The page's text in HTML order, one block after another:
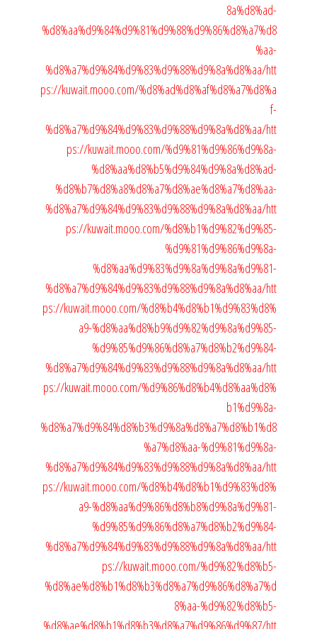
8a%d8%ad-
%d8%aa%d9%84%d9%81%d9%88%d9%86%d8%a7%d8
%aa-
%d8%a7%d9%84%d9%83%d9%88%d9%8a%d8%aa/htt
ps://kuwait.mooo.com/%d8%ad%d8%af%d8%a7%d8%a
f-
%d8%a7%d9%84%d9%83%d9%88%d9%8a%d8%aa/htt
ps://kuwait.mooo.com/%d9%81%d9%86%d9%8a-
%d8%aa%d8%b5%d9%84%d9%8a%d8%ad-
%d8%b7%d8%a8%d8%a7%d8%ae%d8%a7%d8%aa-
%d8%a7%d9%84%d9%83%d9%88%d9%8a%d8%aa/htt
ps://kuwait.mooo.com/%d8%b1%d9%82%d9%85-
%d9%81%d9%86%d9%8a-
%d8%aa%d9%83%d9%8a%d9%8a%d9%81-
%d8%a7%d9%84%d9%83%d9%88%d9%8a%d8%aa/htt
ps://kuwait.mooo.com/%d8%b4%d8%b1%d9%83%d8%
a9-%d8%aa%d8%b9%d9%82%d9%8a%d9%85-
%d9%85%d9%86%d8%a7%d8%b2%d9%84-
%d8%a7%d9%84%d9%83%d9%88%d9%8a%d8%aa/htt
ps://kuwait.mooo.com/%d9%86%d8%b4%d8%aa%d8%
b1%d9%8a-
%d8%a7%d9%84%d8%b3%d9%8a%d8%a7%d8%b1%d8
%a7%d8%aa-%d9%81%d9%8a-
%d8%a7%d9%84%d9%83%d9%88%d9%8a%d8%aa/htt
ps://kuwait.mooo.com/%d8%b4%d8%b1%d9%83%d8%
a9-%d8%aa%d9%86%d8%b8%d9%8a%d9%81-
%d9%85%d9%86%d8%a7%d8%b2%d9%84-
%d8%a7%d9%84%d9%83%d9%88%d9%8a%d8%aa/htt
ps://kuwait.mooo.com/%d9%82%d8%b5-
%d8%ae%d8%b1%d8%b3%d8%a7%d9%86%d8%a7%d
8%aa-%d9%82%d8%b5-
%d8%ae%d8%b1%d8%b3%d8%a7%d9%86%d9%87/htt